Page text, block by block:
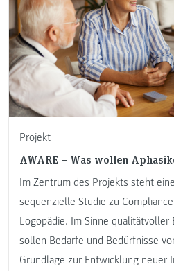
Projekt
AWARE – Was wollen
Im Zentrum des Projekts steht
sequenzielle Studie zu
Logopädie. Im Sinne
sollen Bedarfe und Bedürfnisse
Grundlage zur Entwicklung neuer